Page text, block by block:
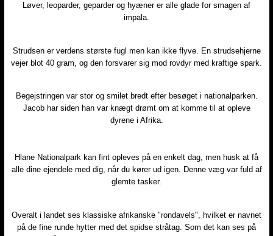
Løver, leoparder, geparder og hyæner er alle glade for smagen af
impala.
Strudsen er verdens største fugl men kan ikke flyve. En strudsehjerne
vejer blot 40 gram, og den forsvarer sig mod rovdyr med kraftige spark.
Begejstringen var stor og smilet bredt efter besøget i nationalparken.
Jacob har siden han var knægt drømt om at komme til at opleve
dyrene i Afrika.
Hlane Nationalpark kan fint opleves på en enkelt dag, men husk at få
alle dine ejendele med dig, når du kører ud igen. Denne væg var fuld af
glemte tasker.
Overalt i landet ses klassiske afrikanske "rondavels", hvilket er navnet
på de fine runde hytter med det spidse stråtag. Som det kan ses på